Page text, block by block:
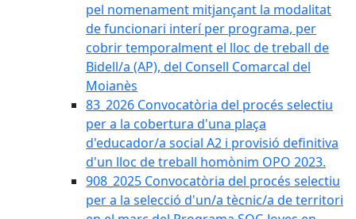
pel nomenament mitjançant la modalitat
de funcionari interí per programa, per
cobrir temporalment el lloc de treball de
Bidell/a (AP), del Consell Comarcal del
Moianès
83_2026 Convocatòria del procés selectiu
per a la cobertura d'una plaça
d'educador/a social A2 i provisió definitiva
d'un lloc de treball homònim OPO 2023.
908_2025 Convocatòria del procés selectiu
per a la selecció d'un/a tècnic/a de territori